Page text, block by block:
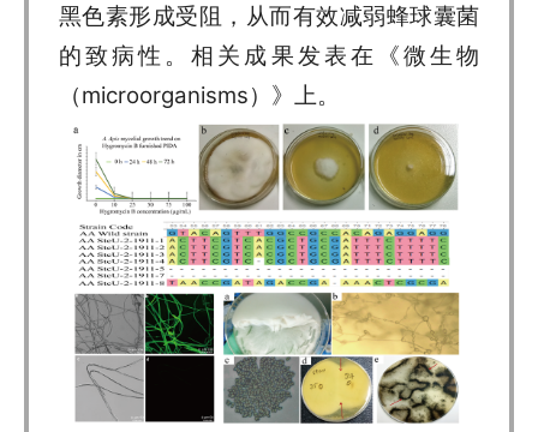
黑色素形成受阻，从而有效减弱蜂球囊菌
的致病性。相关成果发表在《微生物
（microorganisms）》上。